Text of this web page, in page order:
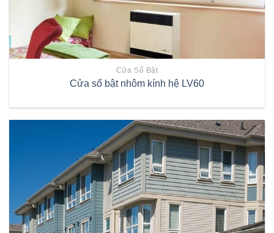
Cửa Sổ Bật
Cửa sổ bật nhôm kính hệ LV60